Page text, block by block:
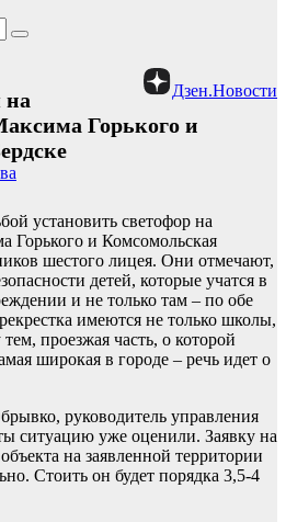
Дзен.Новости
на
Горького и
установить светофор на
Горького и Комсомольская
шестого лицея. Они отмечают,
детей, которые учатся в
и не только там – по обе
имеются не только школы,
проезжая часть, о которой
широкая в городе – речь идет о
руководитель управления
ситуацию уже оценили. Заявку на
на заявленной территории
Стоить он будет порядка 3,5-4